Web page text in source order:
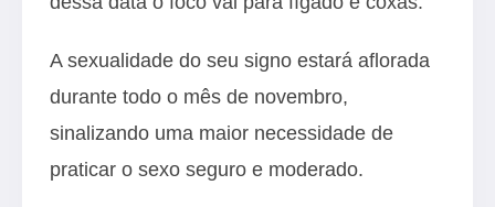
A sexualidade do seu signo estará aflorada
durante todo o mês de novembro,
sinalizando uma maior necessidade de
praticar o sexo seguro e moderado.